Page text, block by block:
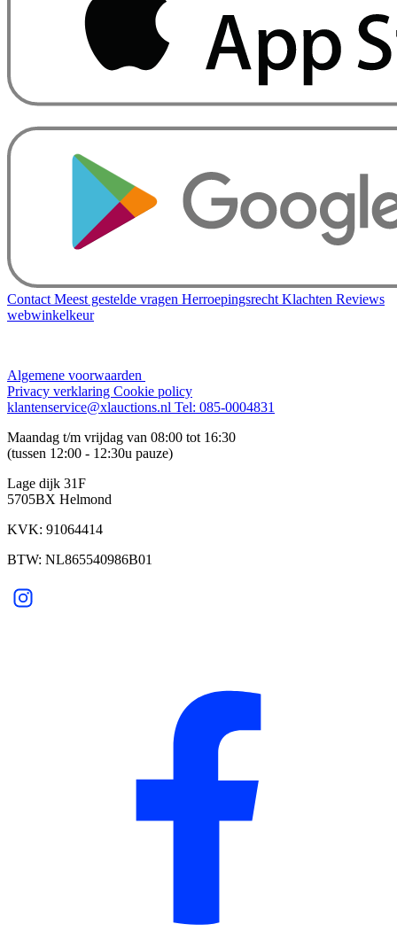
Contact Meest gestelde vragen Herroepingsrecht Klachten Reviews
webwinkelkeur
Algemene voorwaarden
Privacy verklaring Cookie policy
klantenservice@xlauctions.nl Tel: 085-0004831
Maandag t/m vrijdag van 08:00 tot 16:30
(tussen 12:00 - 12:30u pauze)
Lage dijk 31F
5705BX Helmond
KVK: 91064414
BTW: NL865540986B01